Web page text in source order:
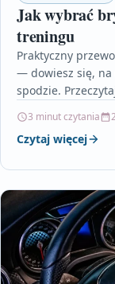
Jak wybrać
treningu
Praktyczny
— dowiesz się, na
spodzie.
3 minut czytania
Czytaj więcej